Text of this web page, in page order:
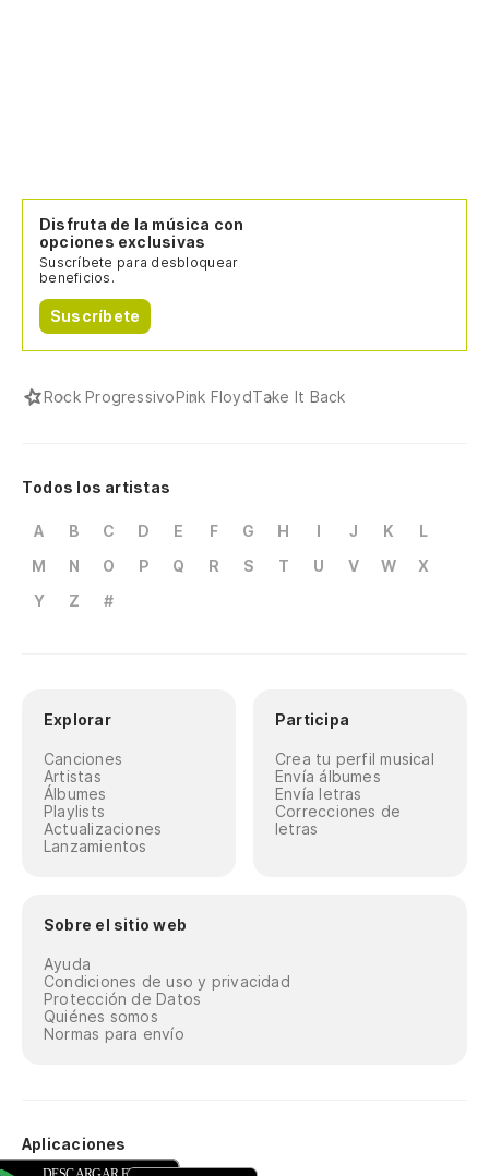
Disfruta de la música con
opciones exclusivas
Suscríbete para desbloquear
beneficios.
Suscríbete
Rock ProgressivoPink FloydTake It Back
Todos los artistas
A B C D E F G H I J K
L
M
N O P Q R S T U V W
X
Y
Z #
Explorar
Canciones
Artistas
Álbumes
Playlists
Actualizaciones
Lanzamientos
Participa
Crea tu perfil musical
Envía álbumes
Envía letras
Correcciones de
letras
Sobre el sitio web
Ayuda
Condiciones de uso y privacidad
Protección de Datos
Quiénes somos
Normas para envío
Aplicaciones